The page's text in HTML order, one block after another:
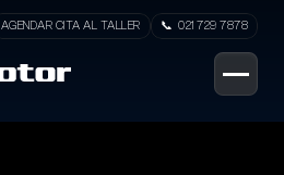
AGENDAR CITA AL TALLER 📞  021 729 7878